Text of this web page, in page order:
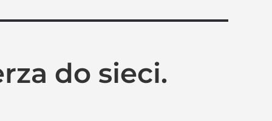
do sieci.